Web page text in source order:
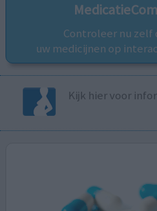
Controleer nu zelf
uw medicijnen op
Kijk hier voor